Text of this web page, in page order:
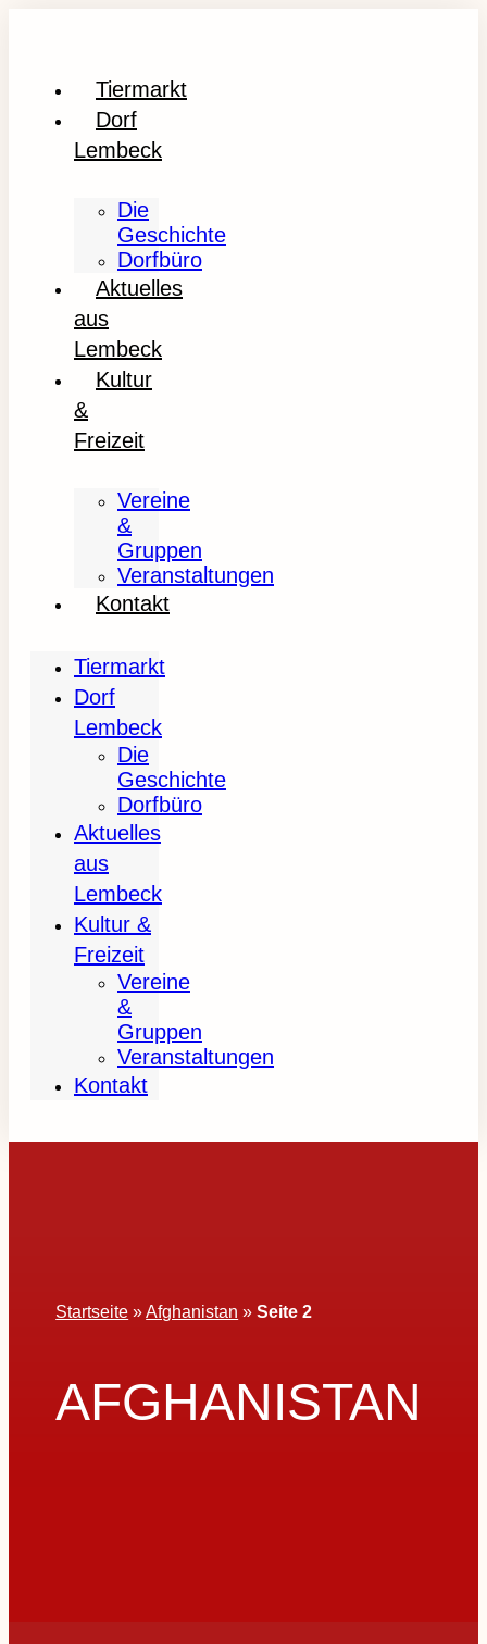
Tiermarkt
Dorf
Lembeck
Die
Geschichte
Dorfbüro
Aktuelles
aus
Lembeck
Kultur
&
Freizeit
Vereine
&
Gruppen
Veranstaltungen
Kontakt
Tiermarkt
Dorf
Lembeck
Die
Geschichte
Dorfbüro
Aktuelles
aus
Lembeck
Kultur &
Freizeit
Vereine
&
Gruppen
Veranstaltungen
Kontakt
Startseite »Afghanistan »Seite 2
AFGHANISTAN